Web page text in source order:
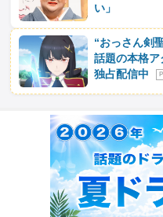
い」
“おっさん剣
話題の本格
独占配信中